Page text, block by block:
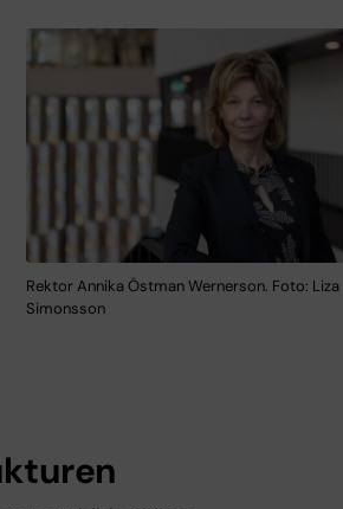
Rektor Annika Östman Wernerson. Foto: Liza
Simonsson